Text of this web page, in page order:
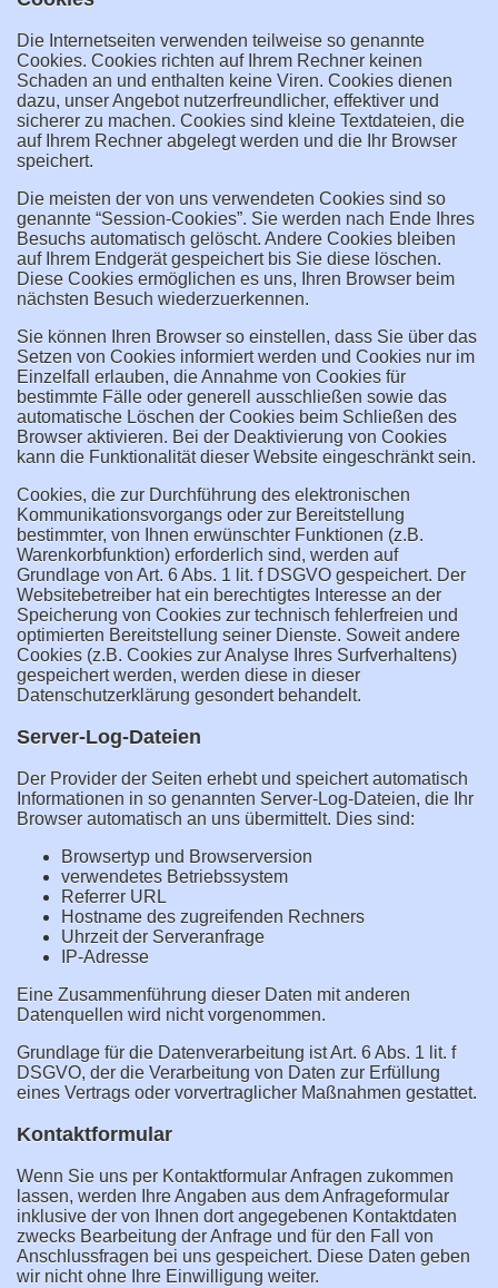
Die Internetseiten verwenden teilweise so genannte
Cookies. Cookies richten auf Ihrem Rechner keinen
Schaden an und enthalten keine Viren. Cookies dienen
dazu, unser Angebot nutzerfreundlicher, effektiver und
sicherer zu machen. Cookies sind kleine Textdateien, die
auf Ihrem Rechner abgelegt werden und die Ihr Browser
speichert.
Die meisten der von uns verwendeten Cookies sind so
genannte “Session-Cookies”. Sie werden nach Ende Ihres
Besuchs automatisch gelöscht. Andere Cookies bleiben
auf Ihrem Endgerät gespeichert bis Sie diese löschen.
Diese Cookies ermöglichen es uns, Ihren Browser beim
nächsten Besuch wiederzuerkennen.
Sie können Ihren Browser so einstellen, dass Sie über das
Setzen von Cookies informiert werden und Cookies nur im
Einzelfall erlauben, die Annahme von Cookies für
bestimmte Fälle oder generell ausschließen sowie das
automatische Löschen der Cookies beim Schließen des
Browser aktivieren. Bei der Deaktivierung von Cookies
kann die Funktionalität dieser Website eingeschränkt sein.
Cookies, die zur Durchführung des elektronischen
Kommunikationsvorgangs oder zur Bereitstellung
bestimmter, von Ihnen erwünschter Funktionen (z.B.
Warenkorbfunktion) erforderlich sind, werden auf
Grundlage von Art. 6 Abs. 1 lit. f DSGVO gespeichert. Der
Websitebetreiber hat ein berechtigtes Interesse an der
Speicherung von Cookies zur technisch fehlerfreien und
optimierten Bereitstellung seiner Dienste. Soweit andere
Cookies (z.B. Cookies zur Analyse Ihres Surfverhaltens)
gespeichert werden, werden diese in dieser
Datenschutzerklärung gesondert behandelt.
Server-Log-Dateien
Der Provider der Seiten erhebt und speichert automatisch
Informationen in so genannten Server-Log-Dateien, die Ihr
Browser automatisch an uns übermittelt. Dies sind:
Browsertyp und Browserversion
verwendetes Betriebssystem
Referrer URL
Hostname des zugreifenden Rechners
Uhrzeit der Serveranfrage
IP-Adresse
Eine Zusammenführung dieser Daten mit anderen
Datenquellen wird nicht vorgenommen.
Grundlage für die Datenverarbeitung ist Art. 6 Abs. 1 lit. f
DSGVO, der die Verarbeitung von Daten zur Erfüllung
eines Vertrags oder vorvertraglicher Maßnahmen gestattet.
Kontaktformular
Wenn Sie uns per Kontaktformular Anfragen zukommen
lassen, werden Ihre Angaben aus dem Anfrageformular
inklusive der von Ihnen dort angegebenen Kontaktdaten
zwecks Bearbeitung der Anfrage und für den Fall von
Anschlussfragen bei uns gespeichert. Diese Daten geben
wir nicht ohne Ihre Einwilligung weiter.